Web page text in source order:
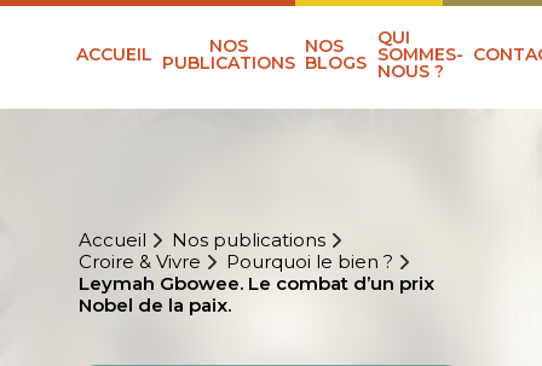
ACCUEIL NOS
PUBLICATIONS
NOS
BLOGS
QUI
SOMMES-
NOUS ?
Accueil
Nos publications
Croire & Vivre
Pourquoi le bien ?
Leymah Gbowee. Le combat d’un prix
Nobel de la paix.